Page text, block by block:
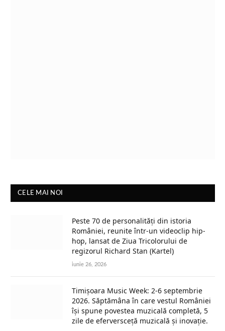
CELE MAI NOI
Peste 70 de personalități din istoria
României, reunite într-un videoclip hip-
hop, lansat de Ziua Tricolorului de
regizorul Richard Stan (Kartel)
iunie 26, 2026
Timișoara Music Week: 2-6 septembrie
2026. Săptămâna în care vestul României
își spune povestea muzicală completă, 5
zile de eferversceță muzicală și inovație.